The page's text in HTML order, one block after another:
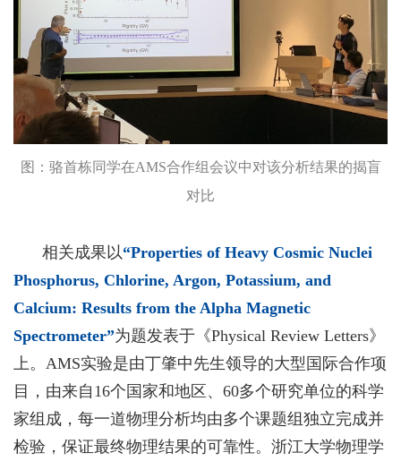
图：骆首栋同学在AMS合作组会议中对该分析结果的揭盲
对比
相关成果以“Properties of Heavy Cosmic Nuclei
Phosphorus, Chlorine, Argon, Potassium, and
Calcium: Results from the Alpha Magnetic
Spectrometer”为题发表于《Physical Review Letters》
上。 AMS实验是由丁肇中先生领导的大型国际合作项
目，由来自 16个国家和地区、 60多个研究单位的科学
家组成，每一道物理分析均由多个课题组独立完成并
检验 ，保证最终物理结果的可靠性。浙江大学物理学